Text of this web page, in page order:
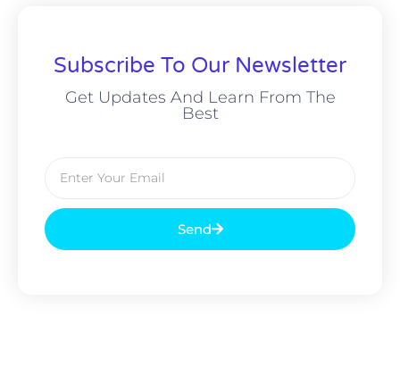
Subscribe To Our Newsletter
Get Updates And Learn From The
Best
Send